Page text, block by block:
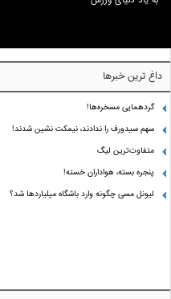
داغ ترین خبرها
گردهمایی مسخره‌ها!
سهم سیدورف را ندادند، نیمکت نشین شدند!
متفاوت‌ترین لیگ
پنجره بسته، هواداران خسته!
لیونل مسی چگونه وارد باشگاه میلیاردها شد؟